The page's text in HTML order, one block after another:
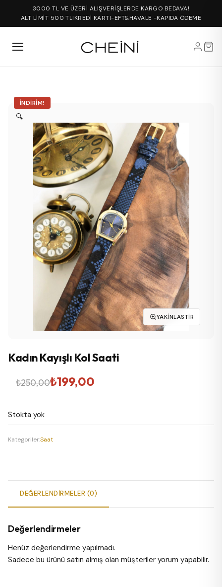
3000 TL VE ÜZERİ ALIŞVERİŞLERDE KARGO BEDAVA!
ALT LİMİT 500 TL!KREDİ KARTI-EFT&HAVALE -KAPIDA ÖDEME
İNDIRIM!
🔍
YAKINLASTIR
Kadın Kayışlı Kol Saati
₺250,00
Orijinal
₺250,00.
₺199,00
Şu
fiyat:
₺199,00.
Stokta yok
Kategoriler:Saat
DEĞERLENDIRMELER (0)
Değerlendirmeler
Henüz değerlendirme yapılmadı.
Sadece bu ürünü satın almış olan müşteriler yorum yapabilir.